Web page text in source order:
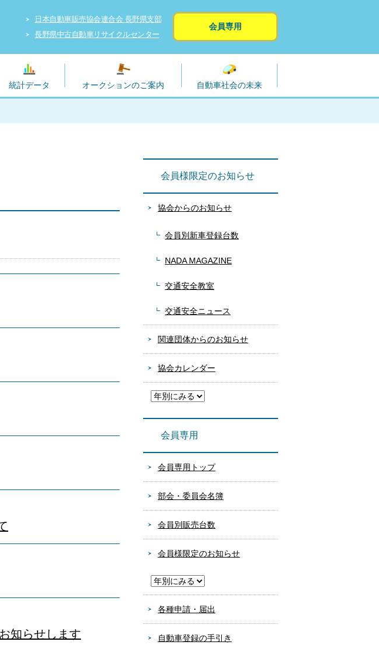
日本自動車販売協会連合会 長野県支部
長野県中古自動車リサイクルセンター
会員専用
統計データ オークションのご案内 自動車社会の未来
知らせします
会員様限定のお知らせ
協会からのお知らせ
会員別新車登録台数
NADA MAGAZINE
交通安全教室
交通安全ニュース
関連団体からのお知らせ
協会カレンダー
会員専用
会員専用トップ
部会・委員会名簿
会員別販売台数
会員様限定のお知らせ
各種申請・届出
自動車登録の手引き